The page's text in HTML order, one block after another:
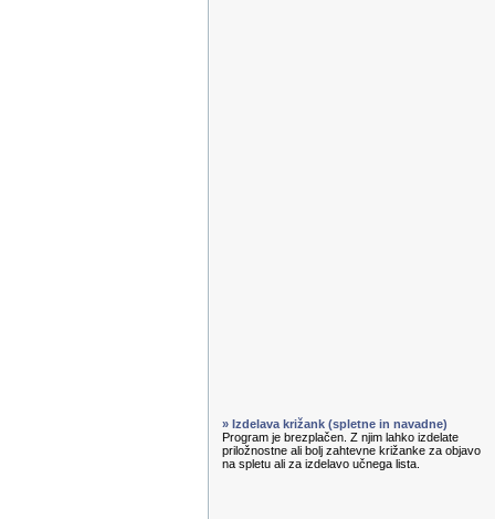
» Izdelava križank (spletne in navadne)
Program je brezplačen. Z njim lahko izdelate
priložnostne ali bolj zahtevne križanke za objavo
na spletu ali za izdelavo učnega lista.